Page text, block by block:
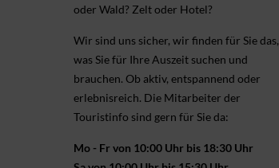
oder Wald? Zelt oder Hotel?
Wir sind uns sicher, wir finden für Sie das,
was Sie für Ihre Aus­zeit suchen und
brauchen. Ob aktiv, ent­spannend oder
erlebnis­reich. Die Mitarbeiter der
Touristinfo sind gern für Sie da:
Mo - Fr von 10:00 Uhr bis 18:30 Uhr